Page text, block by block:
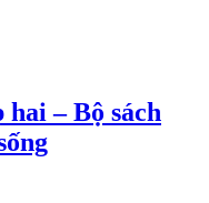
hai – Bộ sách